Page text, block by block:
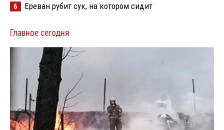
6 Ереван рубит сук, на котором сидит
Главное сегодня